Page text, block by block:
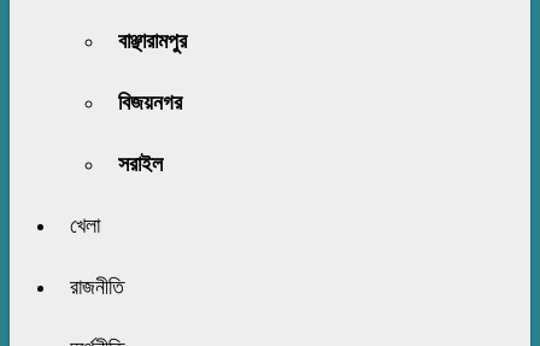
বাঞ্ছারামপুর
বিজয়নগর
সরাইল
খেলা
রাজনীতি